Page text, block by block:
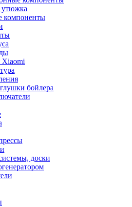
утюжка
компоненты
Xiaomi
бойлера
доски